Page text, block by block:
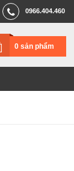
0966.404.460
0 sản phẩm